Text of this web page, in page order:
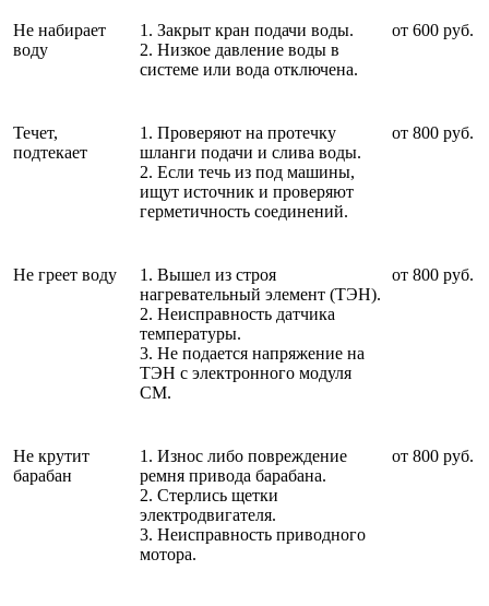
Не набирает
воду
1. Закрыт кран подачи воды.
2. Низкое давление воды в
системе или вода отключена.
от 600 руб.
Течет,
подтекает
1. Проверяют на протечку
шланги подачи и слива воды.
2. Если течь из под машины,
ищут источник и проверяют
герметичность соединений.
от 800 руб.
Не греет воду
1. Вышел из строя
нагревательный элемент (ТЭН).
2. Неисправность датчика
температуры.
3. Не подается напряжение на
ТЭН с электронного модуля
СМ.
от 800 руб.
Не крутит
барабан
1. Износ либо повреждение
ремня привода барабана.
2. Стерлись щетки
электродвигателя.
3. Неисправность приводного
мотора.
от 800 руб.